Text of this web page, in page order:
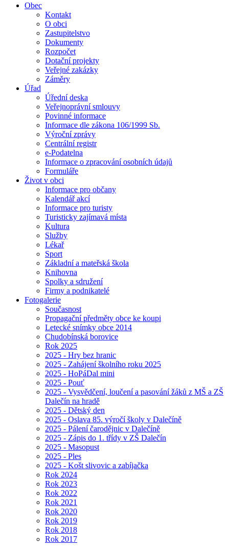
Obec
Kontakt
O obci
Zastupitelstvo
Dokumenty
Rozpočet
Dotační projekty
Veřejné zakázky
Záměry
Úřad
Úřední deska
Veřejnoprávní smlouvy
Povinné informace
Informace dle zákona 106/1999 Sb.
Výroční zprávy
Centrální registr
e-Podatelna
Informace o zpracování osobních údajů
Formuláře
Život v obci
Informace pro občany
Kalendář akcí
Informace pro turisty
Turisticky zajímavá místa
Kultura
Služby
Lékař
Sport
Základní a mateřská škola
Knihovna
Spolky a sdružení
Firmy a podnikatelé
Fotogalerie
Současnost
Propagační předměty obce ke koupi
Letecké snímky obce 2014
Chudobínská borovice
Rok 2025
2025 - Hry bez hranic
2025 - Zahájení školního roku 2025
2025 - HoPáDal mini
2025 - Pouť
2025 - Vysvědčení, loučení a pasování žáků z MŠ a ZŠ
Dalečín na hradě
2025 - Dětský den
2025 - Oslava 85. výročí školy v Dalečíně
2025 - Pálení čarodějnic v Dalečíně
2025 - Zápis do 1. třídy v ZŠ Dalečín
2025 - Masopust
2025 - Ples
2025 - Košt slivovic a zabíjačka
Rok 2024
Rok 2023
Rok 2022
Rok 2021
Rok 2020
Rok 2019
Rok 2018
Rok 2017